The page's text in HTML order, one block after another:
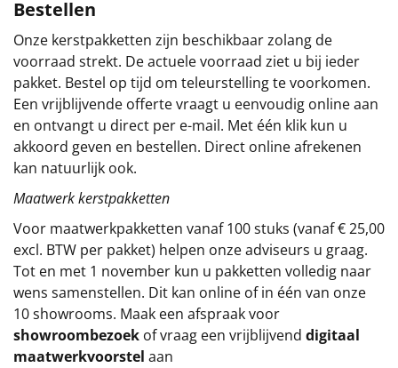
Relatiegeschenken
Cadeaubon
Per stuk
Alle overige
Bestellen
Onze kerstpakketten zijn beschikbaar zolang de
voorraad strekt. De actuele voorraad ziet u bij ieder
pakket. Bestel op tijd om teleurstelling te voorkomen.
Een vrijblijvende offerte vraagt u eenvoudig online aan
en ontvangt u direct per e-mail. Met één klik kun u
akkoord geven en bestellen. Direct online afrekenen
kan natuurlijk ook.
Maatwerk kerstpakketten
Voor maatwerkpakketten vanaf 100 stuks (vanaf € 25,00
excl. BTW per pakket) helpen onze adviseurs u graag.
Tot en met 1 november kun u pakketten volledig naar
wens samenstellen. Dit kan online of in één van onze
10 showrooms. Maak een afspraak voor
showroombezoek of vraag een vrijblijvend digitaal
maatwerkvoorstel aan